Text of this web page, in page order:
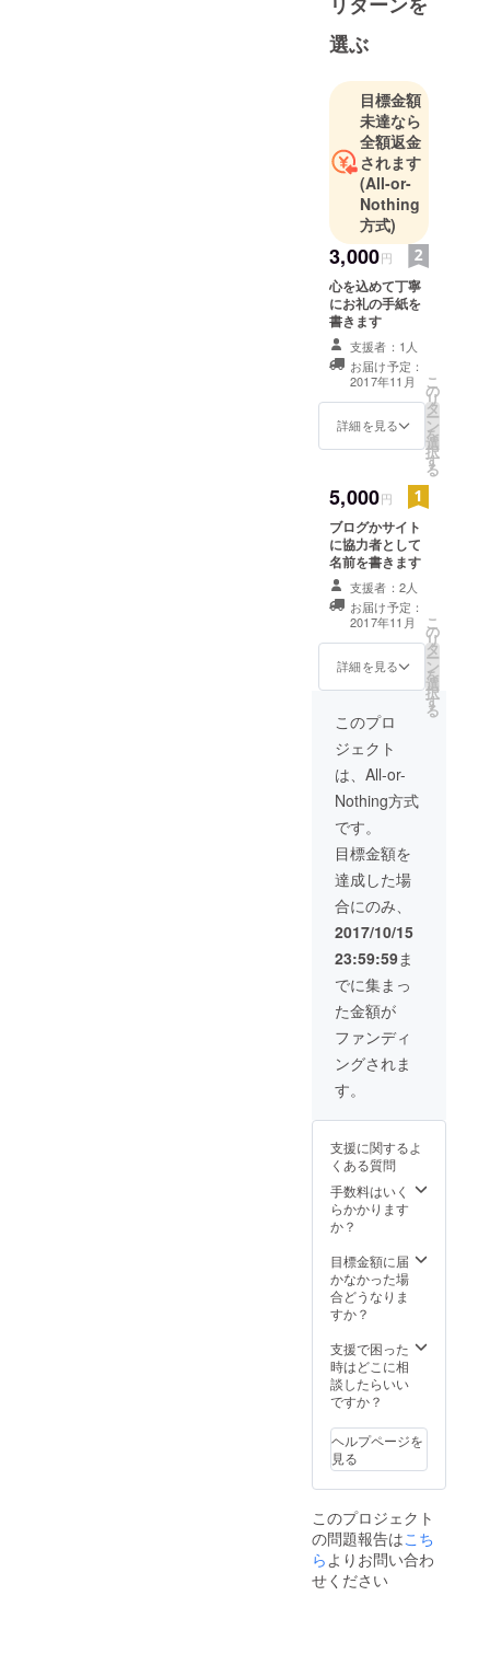
選ぶ
目標金額
未達なら
全額返金
されます
(All-or-
Nothing
方式)
3,000円
心を込めて丁寧
にお礼の手紙を
書きます
支援者：1人
お届け予定：
2017年11月
詳細を見る
こ
の
リ
タ
ー
ン
を
選
択
す
る
5,000円
ブログかサイト
に協力者として
名前を書きます
支援者：2人
お届け予定：
2017年11月
詳細を見る
こ
の
リ
タ
ー
ン
を
選
択
す
る
このプロ
ジェクト
は、All-or-
Nothing方式
です。
目標金額を
達成した場
合にのみ、
2017/10/15
23:59:59ま
でに集まっ
た金額が
ファンディ
ングされま
す。
支援に関するよ
くある質問
手数料はいく
らかかります
か？
目標金額に届
かなかった場
合どうなりま
すか？
支援で困った
時はどこに相
談したらいい
ですか？
ヘルプページを
見る
このプロジェクト
の問題報告はこち
ら よりお問い合わ
せください